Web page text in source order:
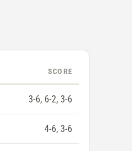
SCORE
3-6, 6-2, 3-6
4-6, 3-6